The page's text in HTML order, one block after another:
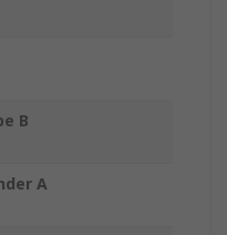
B
A